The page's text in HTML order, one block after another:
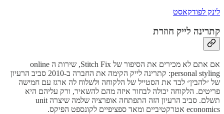
לינק לפודקאסט
קתרינה לייק חוזרת
אם אתם לא מכירים את הסיפור של Stitch Fix, שירות ה online
personal styling: קתרינה לייק הקימה את החברה ב-2010 סביב הרעיון
של ״להבין״ לבד את הסטייל של הלקוחה ולשלוח לה ארגז עם חמישה
פריטים. הלקוחה יכולה לבחור איזה מהם להשאיר, ורק עליהם היא
תשלם. סביב הרעיון הזה התפתחה אופרציה שלמה שיצרה unit
economics אטרקטיביים ומאד ספציפיים לקונספט הפיקס.